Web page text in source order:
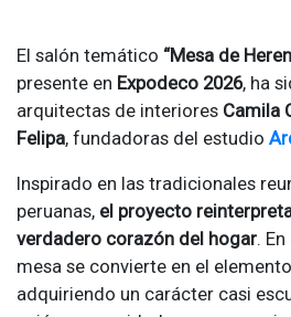
El salón temático “Mesa de
presente en Expodeco 2026, ha
arquitectas de interiores Camila
Felipa, fundadoras del estudio
Inspirado en las tradicionales
peruanas, el proyecto
verdadero corazón del hogar.
mesa se convierte en el
adquiriendo un carácter casi